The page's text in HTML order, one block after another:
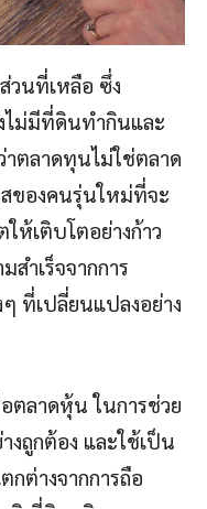
นที่เหลือ ซึ่ง
ไม่มีที่ดินทำกินและ
ตลาดทุนไม่ใช่ตลาด
ของคนรุ่นใหม่ที่จะ
ห้เติบโตอย่างก้าว
สำเร็จจากการ
ที่เปลี่ยนแปลงอย่าง
ตลาดหุ้น ในการช่วย
งถูกต้อง และใช้เป็น
กต่างจากการถือ